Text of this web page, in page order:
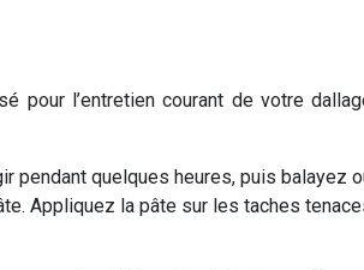
l’entretien courant de votre
pendant quelques heures, puis balayez
Appliquez la pâte sur les taches